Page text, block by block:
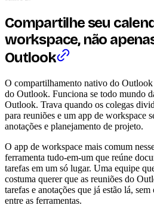
Compartilhe seu
workspace, não
Outlook
O compartilhamento nativo do
do Outlook. Funciona se todo mundo
Outlook. Trava quando os colegas
para reuniões e um app de workspace
anotações e planejamento de projeto.
O app de workspace mais comum
ferramenta tudo-em-um que reúne
tarefas em um só lugar. Uma equipe
costuma querer que as reuniões do
tarefas e anotações que já estão lá,
entre as ferramentas.